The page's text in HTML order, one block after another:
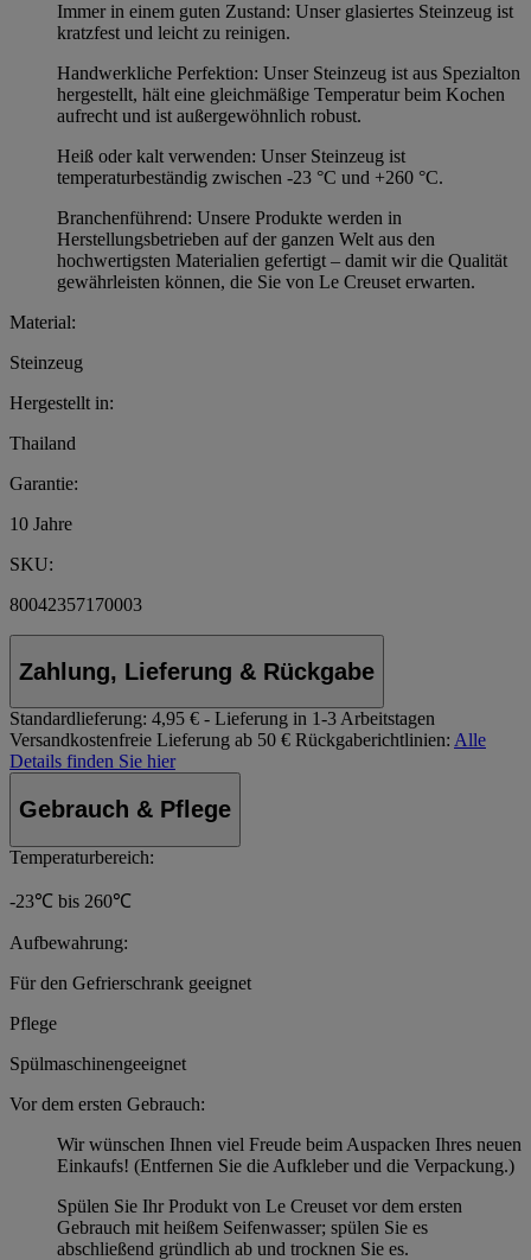
Immer in einem guten Zustand: Unser glasiertes Steinzeug ist
kratzfest und leicht zu reinigen.
Handwerkliche Perfektion: Unser Steinzeug ist aus Spezialton
hergestellt, hält eine gleichmäßige Temperatur beim Kochen
aufrecht und ist außergewöhnlich robust.
Heiß oder kalt verwenden: Unser Steinzeug ist
temperaturbeständig zwischen -23 °C und +260 °C.
Branchenführend: Unsere Produkte werden in
Herstellungsbetrieben auf der ganzen Welt aus den
hochwertigsten Materialien gefertigt – damit wir die Qualität
gewährleisten können, die Sie von Le Creuset erwarten.
Material:
Steinzeug
Hergestellt in:
Thailand
Garantie:
10 Jahre
SKU:
80042357170003
Zahlung, Lieferung & Rückgabe
Standardlieferung: 4,95 € - Lieferung in 1-3 Arbeitstagen
Versandkostenfreie Lieferung ab 50 € Rückgaberichtlinien: Alle
Details finden Sie hier
Gebrauch & Pflege
Temperaturbereich:
-23℃ bis 260℃
Aufbewahrung:
Für den Gefrierschrank geeignet
Pflege
Spülmaschinengeeignet
Vor dem ersten Gebrauch:
Wir wünschen Ihnen viel Freude beim Auspacken Ihres neuen
Einkaufs! (Entfernen Sie die Aufkleber und die Verpackung.)
Spülen Sie Ihr Produkt von Le Creuset vor dem ersten
Gebrauch mit heißem Seifenwasser; spülen Sie es
abschließend gründlich ab und trocknen Sie es.